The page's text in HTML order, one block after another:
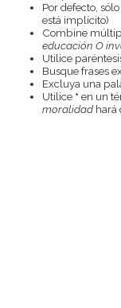
Por defecto,
está implícito)
Combine
educación O
Utilice
Busque frases
Excluya una
Utilice * en un
moralidadhará